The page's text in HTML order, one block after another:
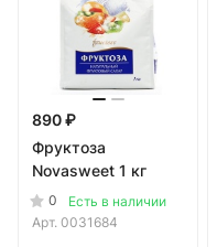
890 ₽
Фруктоза
Novasweet 1 кг
0
Есть в наличии
Арт. 0031684